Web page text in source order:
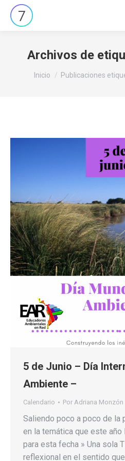
Archivos de
Estás aquí:
Inicio Publicaciones
5 de Junio – Día
Ambiente –
Calendario Por Adriana Monzón
Saliendo poco a poco de la
en la temática que este año
para esta fecha » Una sola
reflexional en el sentido